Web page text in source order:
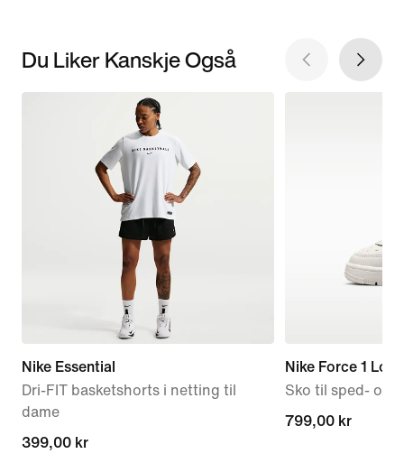
Du Liker Kanskje Også
Nike Essential
Dri-FIT basketshorts i netting til
dame
399,00 kr
399,00 kr
Nike Force 1 Low
Sko til sped- og
799,00 kr
799,00 kr